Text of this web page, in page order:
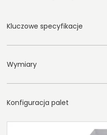
Kluczowe specyfikacje
Wymiary
Konfiguracja palet